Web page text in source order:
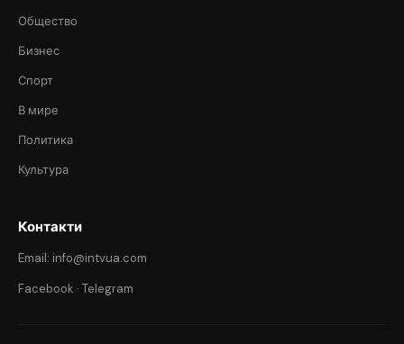
Общество
Бизнес
Спорт
В мире
Политика
Культура
Контакти
Email: info@intvua.com
Facebook · Telegram